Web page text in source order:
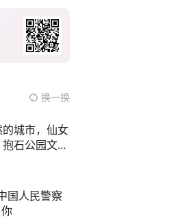
换一换
城市，仙女
石公园文化
国人民警察
你